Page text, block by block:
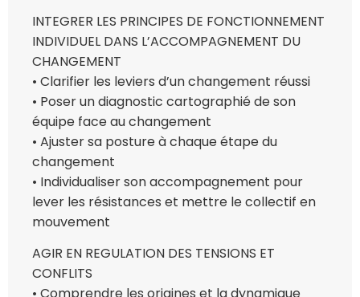
INTEGRER LES PRINCIPES DE FONCTIONNEMENT
INDIVIDUEL DANS L’ACCOMPAGNEMENT DU
CHANGEMENT
• Clarifier les leviers d’un changement réussi
• Poser un diagnostic cartographié de son
équipe face au changement
• Ajuster sa posture à chaque étape du
changement
• Individualiser son accompagnement pour
lever les résistances et mettre le collectif en
mouvement
AGIR EN REGULATION DES TENSIONS ET
CONFLITS